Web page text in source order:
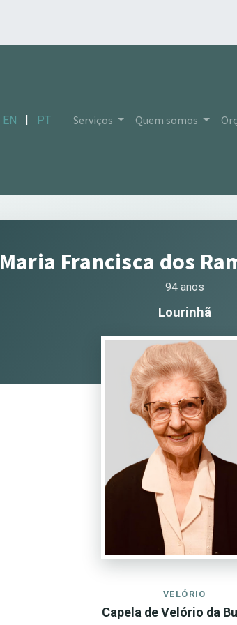
EN | PT Serviços Quem somos
Maria Francisca dos
94 anos
Lourinhã
VELÓRIO
Capela de Velório da